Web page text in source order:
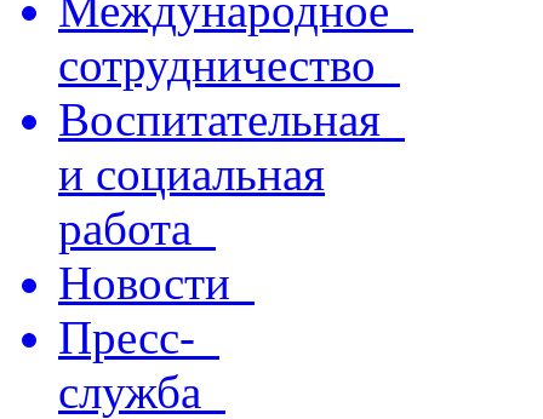
сотрудничество
Воспитательная
и социальная
работа
Новости
Пресс-
служба